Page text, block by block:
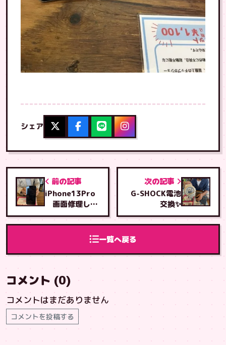
シェア
前の記事
iPhone13Pro
画面修理しま
した✨
一覧へ戻る
次の記事
G-SHOCK電池
交換✨
コメント (0)
コメントはまだありません
コメントを投稿する